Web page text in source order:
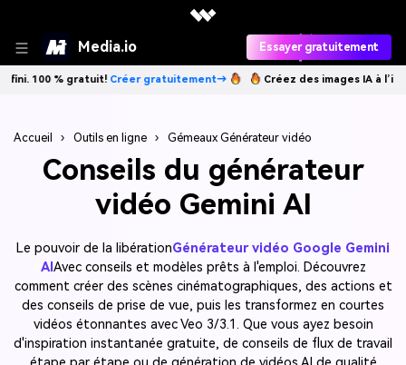
Media.io Essayer gratuitement
Créer gratuitement→ Créez des images IA à l’infini. 100 % gratuit!
Accueil › Outils en ligne › Gémeaux Générateur vidéo
Conseils du générateur
vidéo Gemini AI
Le pouvoir de la libérationGénérateur vidéo Google Gemini
AI Avec conseils et modèles prêts à l'emploi. Découvrez
comment créer des scènes cinématographiques, des actions et
des conseils de prise de vue, puis les transformez en courtes
vidéos étonnantes avec Veo 3/3.1. Que vous ayez besoin
d'inspiration instantanée gratuite, de conseils de flux de travail